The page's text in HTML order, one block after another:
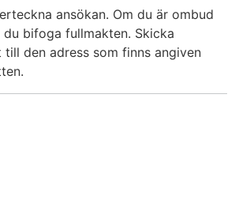
ansökan. Om du är ombud
bifoga fullmakten. Skicka
den adress som finns angiven